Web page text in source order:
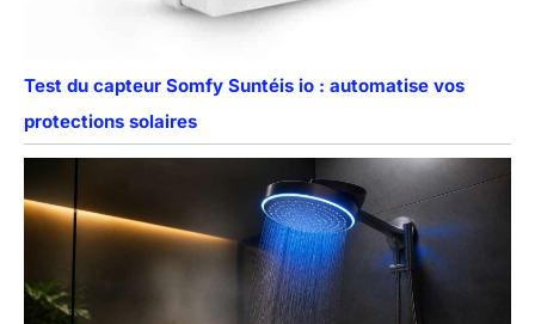
Test du capteur Somfy Suntéis io : automatise vos
protections solaires